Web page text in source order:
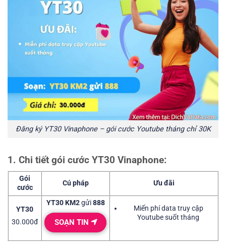
Đăng ký YT30 Vinaphone – gói cước Youtube tháng chỉ 30K
1. Chi tiết gói cước YT30 Vinaphone:
Gói
cước
Cú pháp Ưu đãi
YT30
30.000đ
YT30 KM2gửi888
SOẠN TIN
Miến phí data truy cập
Youtube suốt tháng